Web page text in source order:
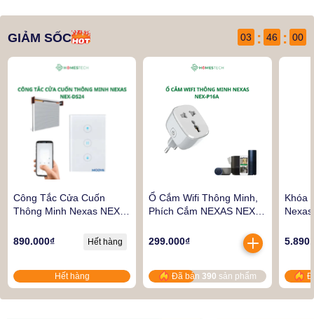
GIẢM SỐC 03 : 45 : 58
Công Tắc Cửa Cuốn
Thông Minh Nexas NEX-
890.000₫
Hết hàng
Hết hàng
Ổ Cắm Wifi Thông Minh,
Phích Cắm NEXAS NEX-
Thoại Kết Nối Wifi Hẹn
299.000₫
Đã bán 390 sản phẩm
Khóa
Mật